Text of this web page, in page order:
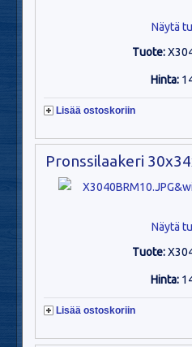
Näytä
Tuote:
Hinta:
Lisää ostoskoriin
Pronssilaakeri
Näytä
Tuote:
Hinta:
Lisää ostoskoriin